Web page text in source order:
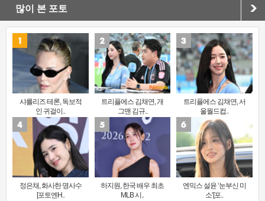
많이 본 포토
샤를리즈 테론, 독보적
인 귀걸이..
트리플에스 김채연, 개
그맨 김규..
트리플에스 김채연, 서
울월드컵..
정은채, 화사한 명사수
[포토엔H..
하지원, 한국 배우 최초
MLB 시..
엔믹스 설윤 ‘눈부신 미
소’[포..